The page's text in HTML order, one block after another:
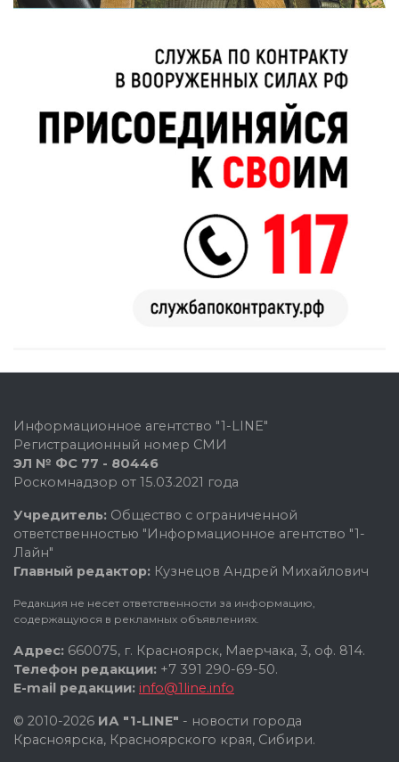
Информационное агентство "1-LINE"
Регистрационный номер СМИ
ЭЛ № ФС 77 - 80446
Роскомнадзор от 15.03.2021 года
Учредитель: Общество с ограниченной
ответственностью "Информационное агентство "1-
Лайн"
Главный редактор: Кузнецов Андрей Михайлович
Редакция не несет ответственности за информацию,
содержащуюся в рекламных объявлениях.
Адрес: 660075, г. Красноярск, Маерчака, 3, оф. 814.
Телефон редакции: +7 391 290-69-50.
E-mail редакции: info@1line.info
© 2010-2026 ИА "1-LINE" - новости города
Красноярска, Красноярского края, Сибири.